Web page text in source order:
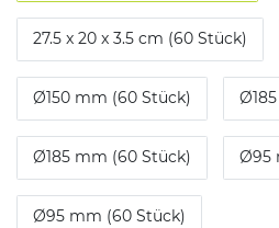
27.5 x 20 x 3.5 cm (60 Stück)
Ø150 mm (60 Stück)
Ø185 mm (60 Stück) Ø95
Ø95 mm (60 Stück)